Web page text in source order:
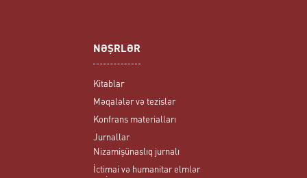
NƏŞRLƏR
Kitablar
Məqalələr və tezislər
Konfrans materialları
Jurnallar
Nizamişünaslıq jurnalı
İctimai və humanitar elmlər